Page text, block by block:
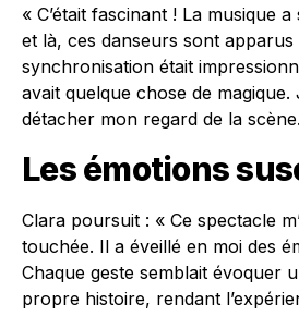
« C’était fascinant ! La musique
et là, ces danseurs sont
synchronisation était
avait quelque chose de
détacher mon regard de la
Les émotions
Clara poursuit : « Ce spectacle
touchée. Il a éveillé en moi des
Chaque geste semblait évoquer
propre histoire, rendant